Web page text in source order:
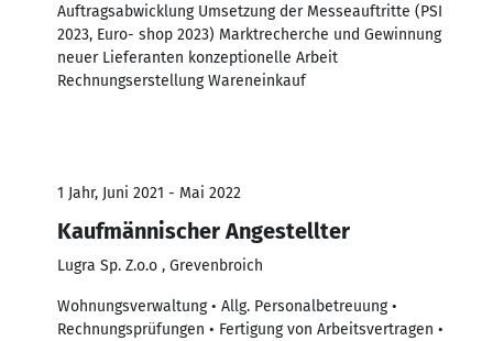
Auftragsabwicklung Umsetzung der Messeauftritte (PSI
2023, Euro- shop 2023) Marktrecherche und Gewinnung
neuer Lieferanten konzeptionelle Arbeit
Rechnungserstellung Wareneinkauf
1 Jahr, Juni 2021 - Mai 2022
Kaufmännischer Angestellter
Lugra Sp. Z.o.o , Grevenbroich
Wohnungsverwaltung • Allg. Personalbetreuung •
Rechnungsprüfungen • Fertigung von Arbeitsvertragen •